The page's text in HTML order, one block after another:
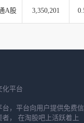
A股 3,350,201
化平台
，平台向用户提供免费信
， 在淘股吧上活跃着上